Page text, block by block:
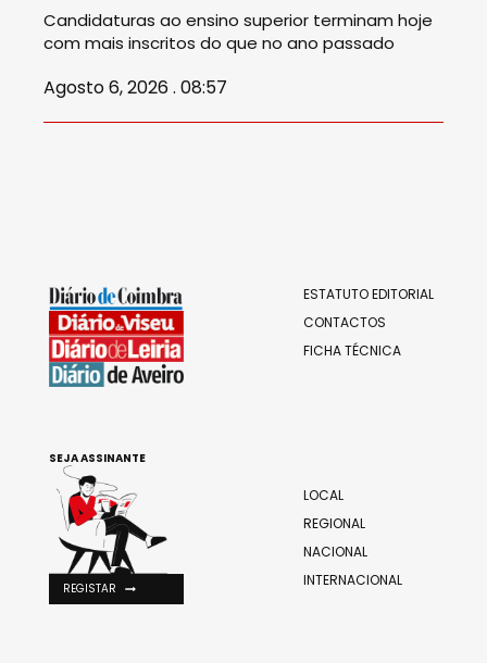
Candidaturas ao ensino superior terminam hoje
com mais inscritos do que no ano passado
Agosto 6, 2026 . 08:57
ESTATUTO EDITORIAL
CONTACTOS
FICHA TÉCNICA
LOCAL
REGIONAL
NACIONAL
INTERNACIONAL
SEJA ASSINANTE
REGISTAR